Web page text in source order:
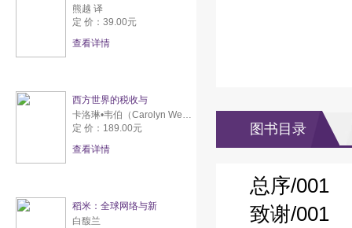
熊越 译
定 价：39.00元
查看详情
西方世界的税收与
卡洛琳•韦伯（Carolyn Webber） 亚伦•威尔达夫斯基（Aaron Wildavsky）
定 价：189.00元
查看详情
稻米：全球网络与新
白馥兰
图书目录
总序/001
致谢/001